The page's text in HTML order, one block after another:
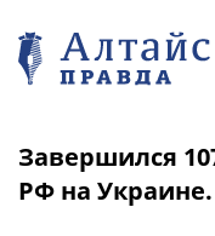
Завершился
РФ на